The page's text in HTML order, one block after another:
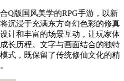
Q版国风美学的RPG手游，以新
沉浸于充满东方奇幻色彩的修真
计和丰富的场景互动，让玩家体
长历程。文字与画面结合的独特
式，既保留了传统修仙文化的精